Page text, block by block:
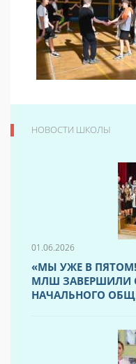
НОВОСТИ ШКОЛЫ
01.06.2026
«МЫ УЖЕ В
МЛШ ЗАВЕРШИЛИ
НАЧАЛЬНОГО